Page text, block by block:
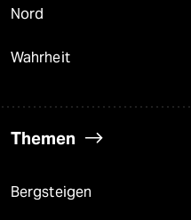
Nord
Wahrheit
Themen
Bergsteigen